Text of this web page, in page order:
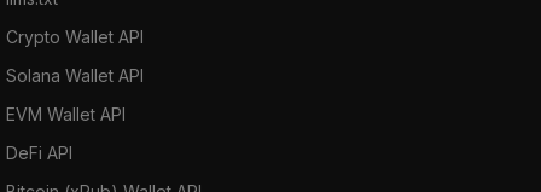
Crypto Wallet API
Solana Wallet API
EVM Wallet API
DeFi API